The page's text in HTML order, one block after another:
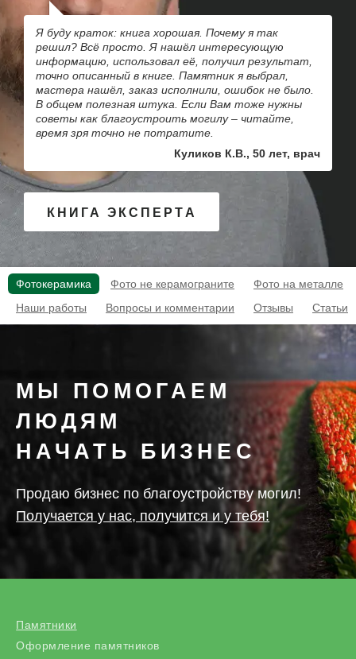
Я буду краток: книга хорошая. Почему я так
решил? Всё просто. Я нашёл интересующую
информацию, использовал её, получил результат,
точно описанный в книге. Памятник я выбрал,
мастера нашёл, заказ исполнили, ошибок не было.
В общем полезная штука. Если Вам тоже нужны
советы как благоустроить могилу – читайте,
время зря точно не потратите.
Куликов К.В., 50 лет, врач
КНИГА ЭКСПЕРТА
Фотокерамика Фото не керамограните
Фото на металле
Наши работы
Вопросы и комментарии Отзывы Статьи
МЫ ПОМОГАЕМ
ЛЮДЯМ
НАЧАТЬ БИЗНЕС
Продаю бизнес по благоустройству могил!
Получается у нас, получится и у тебя!
Памятники
Оформление памятников